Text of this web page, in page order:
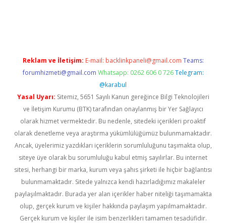
Reklam ve İletişim: E-mail: backlinkpaneli@gmail.com Teams:
forumhizmeti@gmail.com Whatsapp: 0262 606 0 726 Telegram:
@karabul
Yasal Uyarı: Sitemiz, 5651 Sayılı Kanun gereğince Bilgi Teknolojileri
ve İletişim Kurumu (BTK) tarafından onaylanmış bir Yer Sağlayıcı
olarak hizmet vermektedir. Bu nedenle, sitedeki içerikleri proaktif
olarak denetleme veya araştırma yükümlülüğümüz bulunmamaktadır.
Ancak, üyelerimiz yazdıkları içeriklerin sorumluluğunu taşımakta olup,
siteye üye olarak bu sorumluluğu kabul etmiş sayılırlar. Bu internet
sitesi, herhangi bir marka, kurum veya şahıs şirketi ile hiçbir bağlantısı
bulunmamaktadır. Sitede yalnızca kendi hazırladığımız makaleler
paylaşılmaktadır. Burada yer alan içerikler haber niteliği taşımamakta
olup, gerçek kurum ve kişiler hakkında paylaşım yapılmamaktadır.
Gerçek kurum ve kişiler ile isim benzerlikleri tamamen tesadüfidir.